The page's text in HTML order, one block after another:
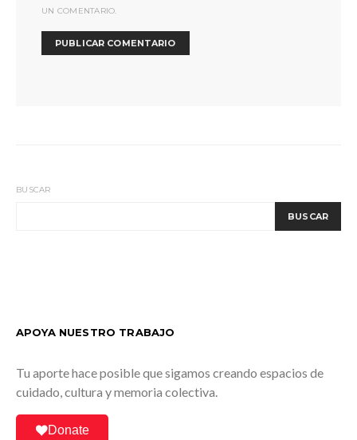
UN COMENTARIO.
BUSCAR
BUSCAR
APOYA NUESTRO TRABAJO
Tu aporte hace posible que sigamos creando espacios de
cuidado, cultura y memoria colectiva.
Donate